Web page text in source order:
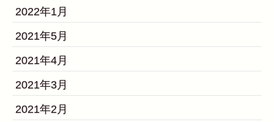
2022年1月
2021年5月
2021年4月
2021年3月
2021年2月